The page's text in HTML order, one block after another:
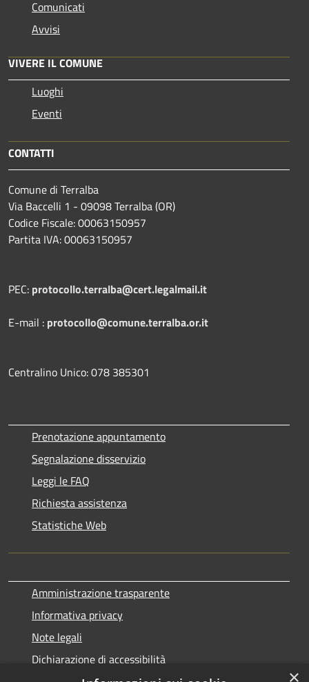
Comunicati
Avvisi
VIVERE IL COMUNE
Luoghi
Eventi
CONTATTI
Comune di Terralba
Via Baccelli 1 - 09098 Terralba (OR)
Codice Fiscale: 00063150957
Partita IVA: 00063150957
PEC: protocollo.terralba@cert.legalmail.it
E-mail : protocollo@comune.terralba.or.it
Centralino Unico: 078 385301
Prenotazione appuntamento
Segnalazione disservizio
Leggi le FAQ
Richiesta assistenza
Statistiche Web
Amministrazione trasparente
Informativa privacy
Note legali
Dichiarazione di accessibilità
×